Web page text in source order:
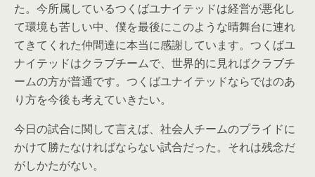
た。今所属しているつくばユナイテッドは経営が悪化し
て環境も苦しい中、僕を最後にこのような晴舞台に連れ
てきてくれた仲間達に本当に感謝しています。つくばユ
ナイテッドはクラブチームで、世界的に見ればクラブチ
ームの方が普通です。つくばユナイテッドならではのあ
り方を今後も考えていきたい。
今日の試合に関して言えば、社会人チームのプライドに
かけて勝たなければならない試合だった。それは残念だ
がしかたがない。